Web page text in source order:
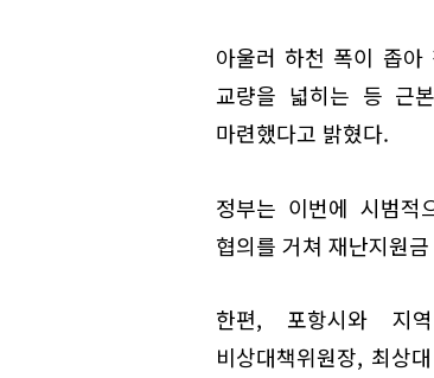
아울러 하천 폭이 좁아
교량을 넓히는 등 근
마련했다고 밝혔다.
정부는 이번에 시범적
협의를 거쳐 재난지원
한편, 포항시와 지
비상대책위원장, 최상